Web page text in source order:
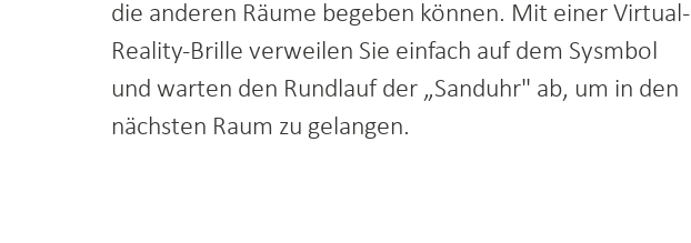
die anderen Räume begeben können. Mit einer Virtual-
Reality-Brille verweilen Sie einfach auf dem Sysmbol
und warten den Rundlauf der „Sanduhr" ab, um in den
nächsten Raum zu gelangen.